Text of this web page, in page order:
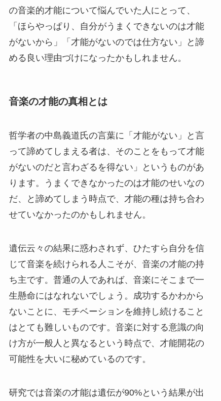
の音楽的才能について悩んでいた人にとって、
「ほらやっぱり、自分がうまくできないのは才能
がないから」「才能がないのでは仕方ない」と諦
める良い理由づけになったかもしれません。
音楽の才能の真相とは
哲学者の中島義道氏の言葉に「才能がない」と言
って諦めてしまえる者は、そのことをもって才能
がないのだと言わざるを得ない」というものがあ
ります。うまくできなかったのは才能のせいなの
だ、と諦めてしまう時点で、才能の種は持ち合わ
せていなかったのかもしれません。
遺伝云々の結果に惑わされず、ひたすら自分を信
じて音楽を続けられる人こそが、音楽の才能の持
ち主です。普通の人であれば、音楽にそこまで一
生懸命にはなれないでしょう。成功するかわから
ないことに、モチベーションを維持し続けること
はとても難しいものです。音楽に対する意識の向
け方が一般人と異なるという時点で、才能開花の
可能性を大いに秘めているのです。
研究では音楽の才能は遺伝が90%という結果が出